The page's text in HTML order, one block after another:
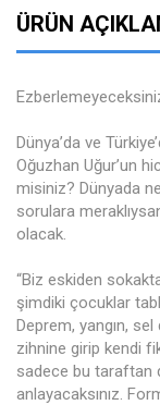
ÜRÜN
Dünya’da ve
Oğuzhan Uğur’un
misiniz? Dünyada
sorulara
olacak.
“Biz eskiden
şimdiki çocuklar
Deprem, yangın,
zihnine girip kendi
sadece bu taraftan
anlayacaksınız.